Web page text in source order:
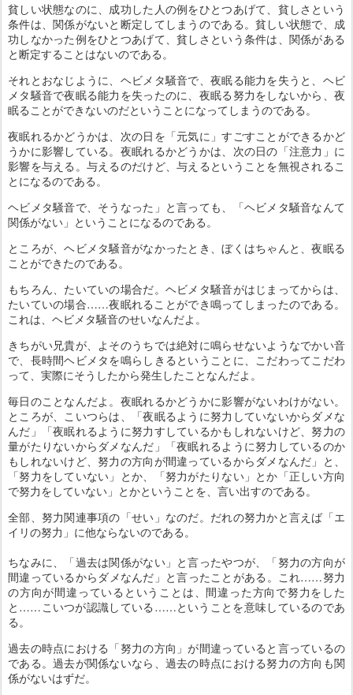
貧しい状態なのに、成功した人の例をひとつあげて、貧しさという
条件は、関係がないと断定してしまうのである。貧しい状態で、成
功しなかった例をひとつあげて、貧しさという条件は、関係がある
と断定することはないのである。
それとおなじように、ヘビメタ騒音で、夜眠る能力を失うと、ヘビ
メタ騒音で夜眠る能力を失ったのに、夜眠る努力をしないから、夜
眠ることができないのだということになってしまうのである。
夜眠れるかどうかは、次の日を「元気に」すごすことができるかど
うかに影響している。夜眠れるかどうかは、次の日の「注意力」に
影響を与える。与えるのだけど、与えるということを無視されるこ
とになるのである。
ヘビメタ騒音で、そうなった」と言っても、「ヘビメタ騒音なんて
関係がない」ということになるのである。
ところが、ヘビメタ騒音がなかったとき、ぼくはちゃんと、夜眠る
ことができたのである。
もちろん、たいていの場合だ。ヘビメタ騒音がはじまってからは、
たいていの場合……夜眠れることができ鳴ってしまったのである。
これは、ヘビメタ騒音のせいなんだよ。
きちがい兄貴が、よそのうちでは絶対に鳴らせないようなでかい音
で、長時間ヘビメタを鳴らしきるということに、こだわってこだわ
って、実際にそうしたから発生したことなんだよ。
毎日のことなんだよ。夜眠れるかどうかに影響がないわけがない。
ところが、こいつらは、「夜眠るように努力していないからダメな
んだ」「夜眠れるように努力すしているかもしれないけど、努力の
量がたりないからダメなんだ」「夜眠れるように努力しているのか
もしれないけど、努力の方向が間違っているからダメなんだ」と、
「努力をしていない」とか、「努力がたりない」とか「正しい方向
で努力をしていない」とかということを、言い出すのである。
全部、努力関連事項の「せい」なのだ。だれの努力かと言えば「エ
イリの努力」に他ならないのである。
ちなみに、「過去は関係がない」と言ったやつが、「努力の方向が
間違っているからダメなんだ」と言ったことがある。これ……努力
の方向が間違っているということは、間違った方向で努力をした
と……こいつが認識している……ということを意味しているのであ
る。
過去の時点における「努力の方向」が間違っていると言っているの
である。過去が関係ないなら、過去の時点における努力の方向も関
係がないはずだ。